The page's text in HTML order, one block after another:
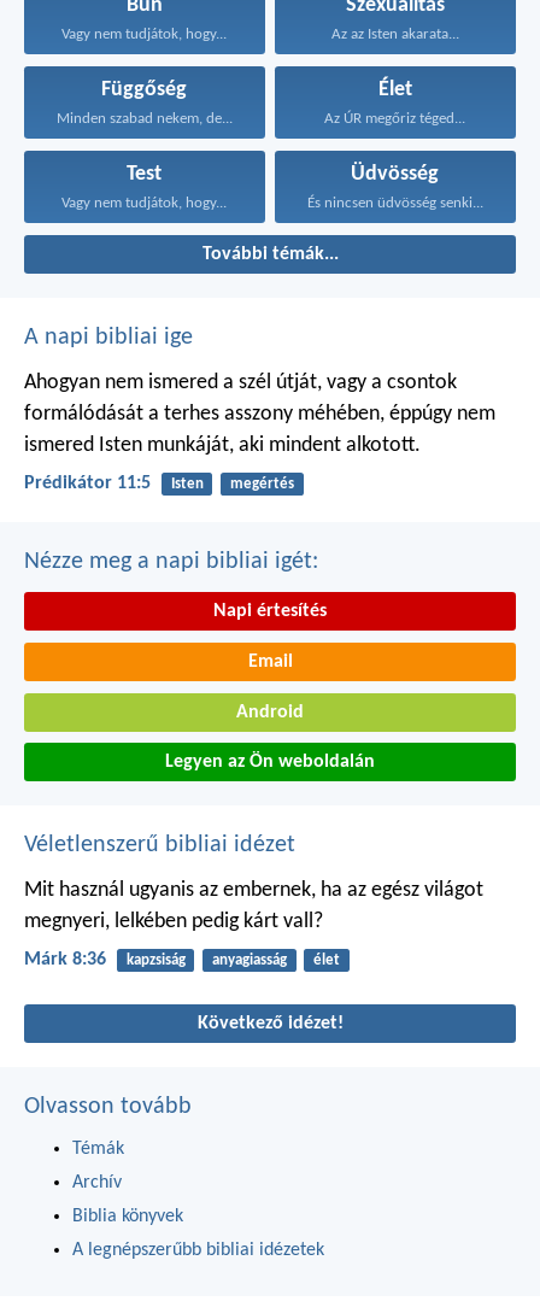
Bűn
Vagy nem tudjátok, hogy...
Szexualitás
Az az Isten akarata...
Függőség
Minden szabad nekem, de...
Élet
Az ÚR megőriz téged...
Test
Vagy nem tudjátok, hogy...
Üdvösség
És nincsen üdvösség senki...
További témák...
A napi bibliai ige
Ahogyan nem ismered a szél útját, vagy a csontok
formálódását a terhes asszony méhében, éppúgy nem
ismered Isten munkáját, aki mindent alkotott.
Prédikátor 11:5 Isten megértés
Nézze meg a napi bibliai igét:
Napi értesítés
Email
Android
Legyen az Ön weboldalán
Véletlenszerű bibliai idézet
Mit használ ugyanis az embernek, ha az egész világot
megnyeri, lelkében pedig kárt vall?
Márk 8:36 kapzsiság anyagiasság élet
Következő idézet!
Olvasson tovább
Témák
Archív
Biblia könyvek
A legnépszerűbb bibliai idézetek